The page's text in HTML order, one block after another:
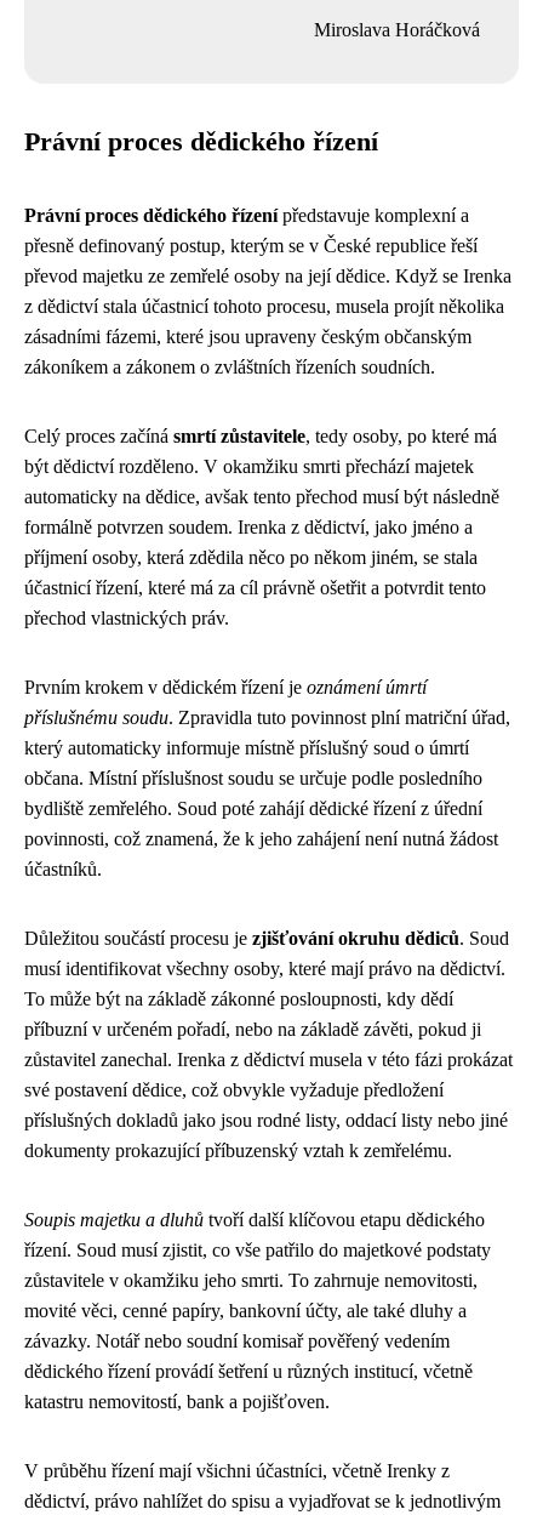
Miroslava Horáčková
Právní proces dědického řízení
Právní proces dědického řízenípředstavuje komplexní a
přesně definovaný postup, kterým se v České republice řeší
převod majetku ze zemřelé osoby na její dědice. Když se Irenka
z dědictví stala účastnicí tohoto procesu, musela projít několika
zásadními fázemi, které jsou upraveny českým občanským
zákoníkem a zákonem o zvláštních řízeních soudních.
Celý proces začíná smrtí zůstavitele, tedy osoby, po které má
být dědictví rozděleno. V okamžiku smrti přechází majetek
automaticky na dědice, avšak tento přechod musí být následně
formálně potvrzen soudem. Irenka z dědictví, jako jméno a
příjmení osoby, která zdědila něco po někom jiném, se stala
účastnicí řízení, které má za cíl právně ošetřit a potvrdit tento
přechod vlastnických práv.
Prvním krokem v dědickém řízení je oznámení úmrtí
příslušnému soudu. Zpravidla tuto povinnost plní matriční úřad,
který automaticky informuje místně příslušný soud o úmrtí
občana. Místní příslušnost soudu se určuje podle posledního
bydliště zemřelého. Soud poté zahájí dědické řízení z úřední
povinnosti, což znamená, že k jeho zahájení není nutná žádost
účastníků.
Důležitou součástí procesu je zjišťování okruhu dědiců. Soud
musí identifikovat všechny osoby, které mají právo na dědictví.
To může být na základě zákonné posloupnosti, kdy dědí
příbuzní v určeném pořadí, nebo na základě závěti, pokud ji
zůstavitel zanechal. Irenka z dědictví musela v této fázi prokázat
své postavení dědice, což obvykle vyžaduje předložení
příslušných dokladů jako jsou rodné listy, oddací listy nebo jiné
dokumenty prokazující příbuzenský vztah k zemřelému.
Soupis majetku a dluhů tvoří další klíčovou etapu dědického
řízení. Soud musí zjistit, co vše patřilo do majetkové podstaty
zůstavitele v okamžiku jeho smrti. To zahrnuje nemovitosti,
movité věci, cenné papíry, bankovní účty, ale také dluhy a
závazky. Notář nebo soudní komisař pověřený vedením
dědického řízení provádí šetření u různých institucí, včetně
katastru nemovitostí, bank a pojišťoven.
V průběhu řízení mají všichni účastníci, včetně Irenky z
dědictví, právo nahlížet do spisu a vyjadřovat se k jednotlivým